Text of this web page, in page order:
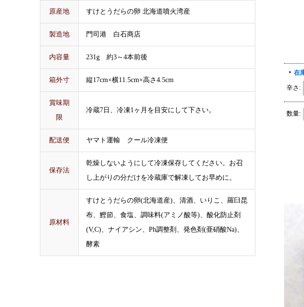
原産地 すけとうだらの卵 北海道噴火湾産
製造地 門司港 白石商店
内容量 231g 約3～4本前後
箱外寸 縦17cm×横11.5cm×高さ4.5cm
賞味期
限
冷蔵7日、冷凍1ヶ月を目安にして下さい。
配送便 ヤマト運輸 クール冷凍便
保存法
乾燥しないようにして冷凍保存してください。お召
し上がりの分だけを冷蔵庫で解凍してお早めに。
原材料
すけとうだらの卵(北海道産)、清酒、いりこ、羅臼昆
布、鰹節、食塩、調味料(アミノ酸等)、酸化防止剤
(V,C)、ナイアシン、Ph調整剤、発色剤(亜硝酸Na)、
酵素